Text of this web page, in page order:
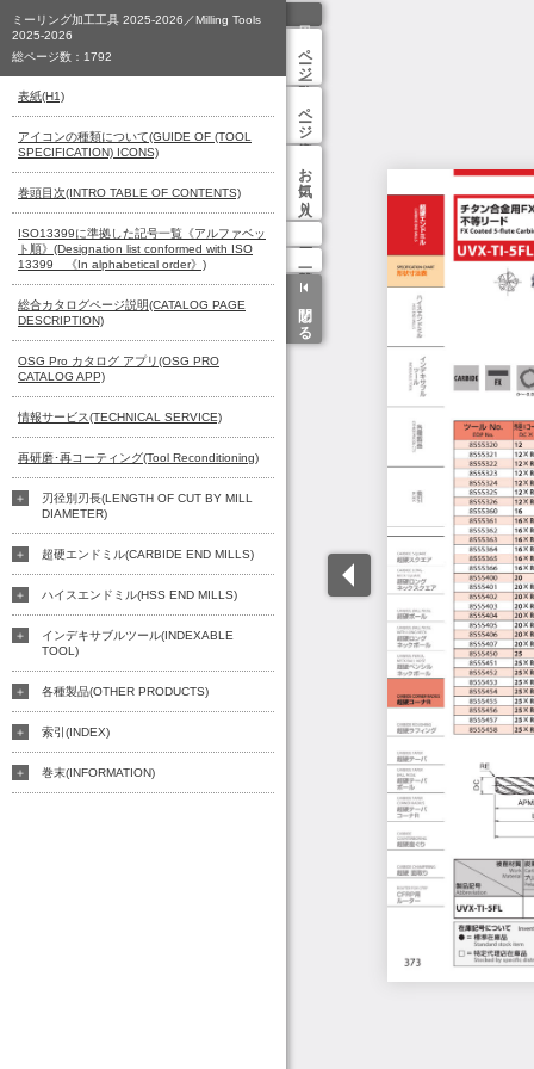
ページ一覧
ページ検索
お気に入り
閉じる
ミーリング加工工具 2025-2026／Milling Tools
2025-2026
総ページ数： 1792
表紙(H1)
アイコンの種類について(GUIDE OF (TOOL
SPECIFICATION) ICONS)
巻頭目次(INTRO TABLE OF CONTENTS)
ISO13399に準拠した記号一覧《アルファベッ
ト順》(Designation list conformed with ISO
13399 《In alphabetical order》)
総合カタログページ説明(CATALOG PAGE
DESCRIPTION)
OSG Pro カタログ アプリ(OSG PRO
CATALOG APP)
情報サービス(TECHNICAL SERVICE)
再研磨･再コーティング(Tool Reconditioning)
刃径別刃長(LENGTH OF CUT BY MILL
DIAMETER)
超硬エンドミル(CARBIDE END MILLS)
ハイスエンドミル(HSS END MILLS)
インデキサブルツール(INDEXABLE
TOOL)
各種製品(OTHER PRODUCTS)
索引(INDEX)
巻末(INFORMATION)